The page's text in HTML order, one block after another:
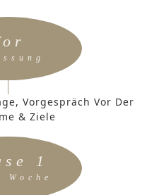
Vorgespräch Vor Der
& Ziele
1
Woche